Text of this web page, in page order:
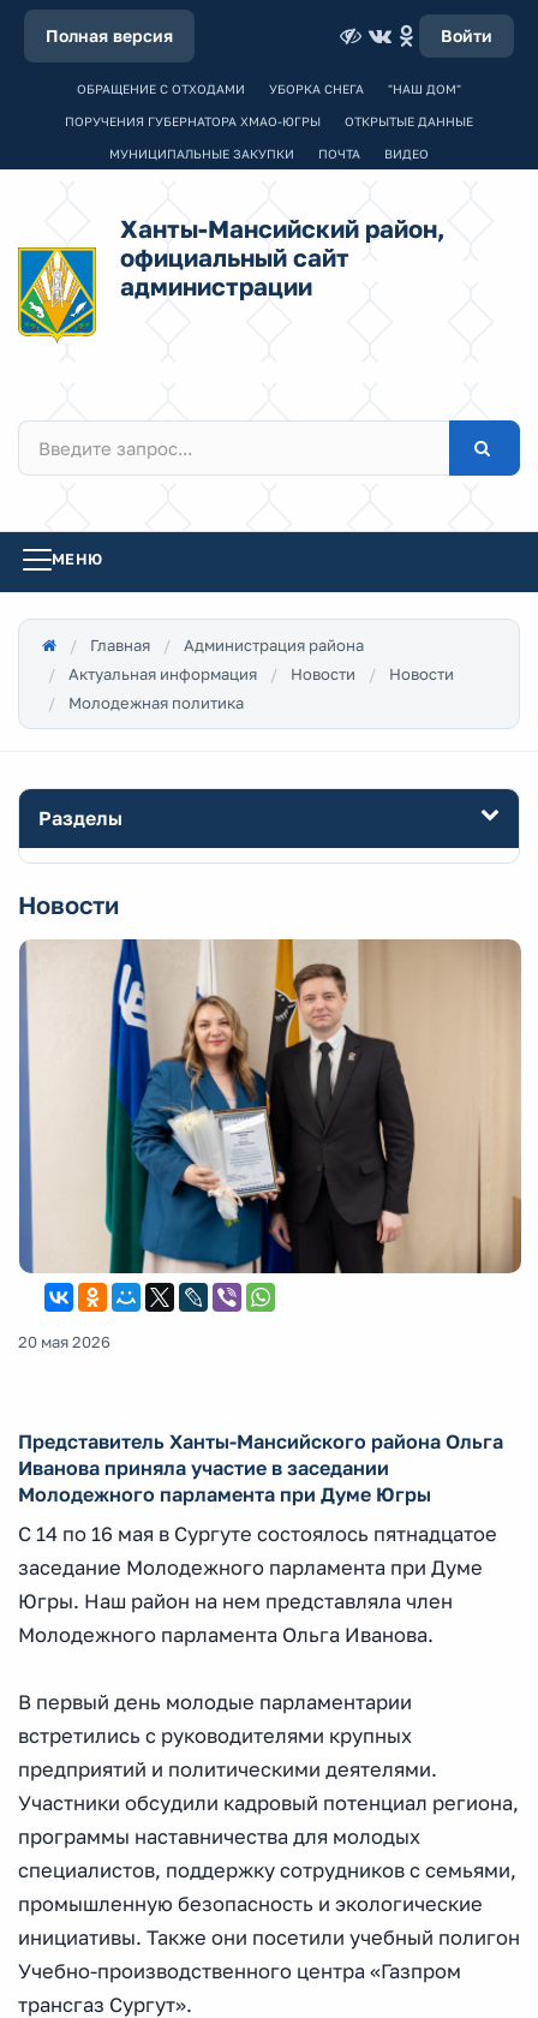
Полная версия Войти
ОБРАЩЕНИЕ С ОТХОДАМИ УБОРКА СНЕГА "НАШ ДОМ"
ПОРУЧЕНИЯ ГУБЕРНАТОРА ХМАО-ЮГРЫ ОТКРЫТЫЕ ДАННЫЕ
МУНИЦИПАЛЬНЫЕ ЗАКУПКИ ПОЧТА ВИДЕО
Ханты-Мансийский район,
официальный сайт
администрации
МЕНЮ
Главная
Администрация района
Актуальная информация
Новости
Новости
Молодежная политика
Разделы
Новости
20 мая 2026
Представитель Ханты-Мансийского района Ольга
Иванова приняла участие в заседании
Молодежного парламента при Думе Югры
С 14 по 16 мая в Сургуте состоялось пятнадцатое
заседание Молодежного парламента при Думе
Югры. Наш район на нем представляла член
Молодежного парламента Ольга Иванова.
В первый день молодые парламентарии
встретились с руководителями крупных
предприятий и политическими деятелями.
Участники обсудили кадровый потенциал региона,
программы наставничества для молодых
специалистов, поддержку сотрудников с семьями,
промышленную безопасность и экологические
инициативы. Также они посетили учебный полигон
Учебно-производственного центра «Газпром
трансгаз Сургут».